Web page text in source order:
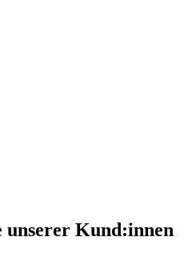
Kund:innen